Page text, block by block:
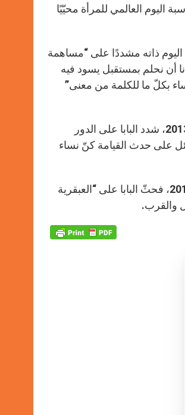
p
p
g
e
o
k
r
جمالاً” هكذا غرّد البابا على تويتر اليوم الجمعة 8 آذار لمناسبة اليوم العالمي للمرأة محيّيًا
اليوم ذاته مشددًا على “مساهمة
أن نحلم بمستقبل يسود فيه
بكلّ ما للكلمة من معنى”
تجدر الإشارة إلى أنه في تعليمه يوم الأربعاء أثناء المقابلة العامة مع المؤمنين في 3 نيسان 2013، شدد البابا على الدور
على حدث القيامة كنّ نساء
في صباح أحد القيامة، كان للنساء دور بالغ الأهمية في نقل الإيمان وأما في 5 كانون الأول 2014، فحثّ البابا على “العبقرية
والقرب.